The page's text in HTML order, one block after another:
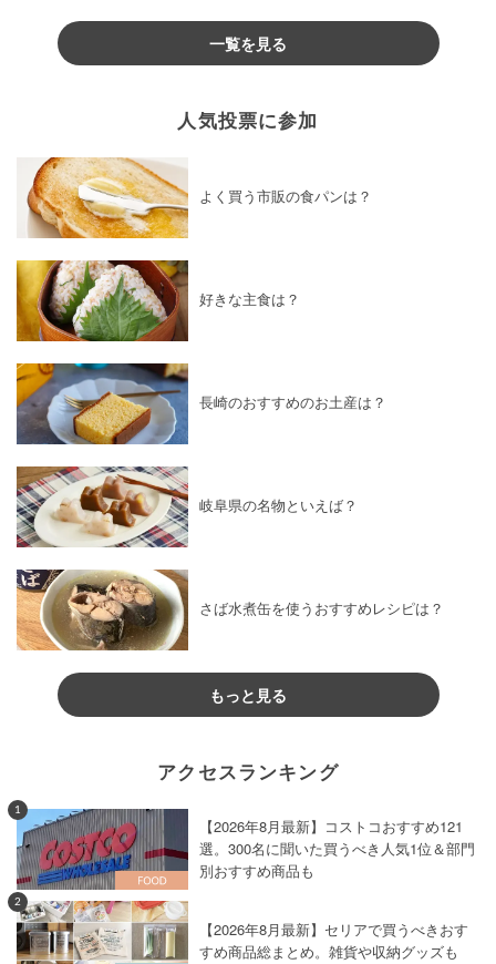
一覧を見る
人気投票に参加
よく買う市販の食パンは？
好きな主食は？
長崎のおすすめのお土産は？
岐阜県の名物といえば？
さば水煮缶を使うおすすめレシピは？
もっと見る
アクセスランキング
1
【2026年8月最新】コストコおすすめ121
選。300名に聞いた買うべき人気1位＆部門
別おすすめ商品も
2
【2026年8月最新】セリアで買うべきおす
すめ商品総まとめ。雑貨や収納グッズも